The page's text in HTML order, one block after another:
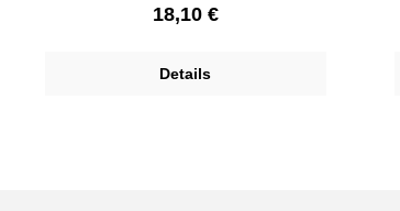
Regulärer Preis:
18,10 €
Details